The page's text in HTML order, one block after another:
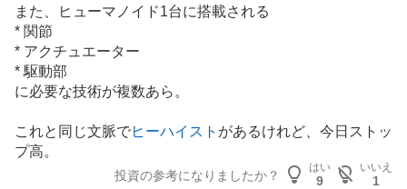
また、ヒューマノイド1台に搭載される
* 関節
* アクチュエーター
* 駆動部
に必要な技術が複数あら。
これと同じ文脈でヒーハイスト があるけれど、今日ストッ
プ高。
投資の参考になりましたか？
はい
9
いいえ
1